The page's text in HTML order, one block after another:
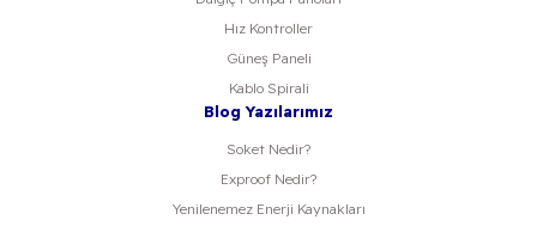
Hız Kontroller
Güneş Paneli
Kablo Spirali
Blog Yazılarımız
Soket Nedir?
Exproof Nedir?
Yenilenemez Enerji Kaynakları